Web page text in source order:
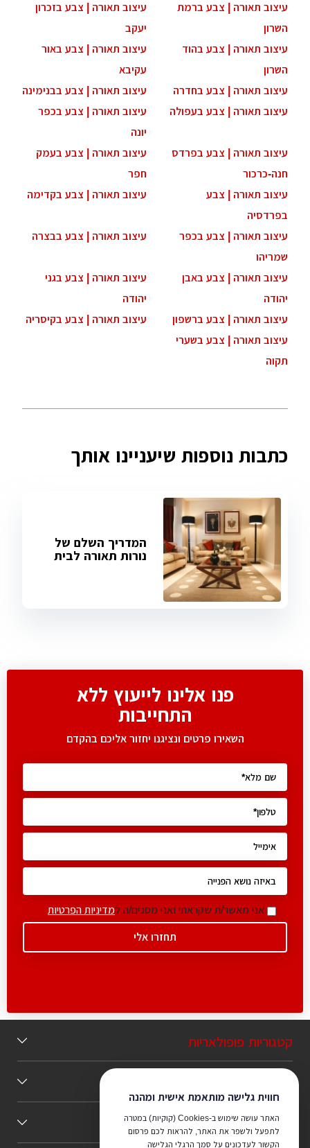
עיצוב תאורה | צבע ברמת
השרון
עיצוב תאורה | צבע בזכרון
יעקב
עיצוב תאורה | צבע בהוד
השרון
עיצוב תאורה | צבע באור
עקיבא
עיצוב תאורה | צבע בחדרה
עיצוב תאורה | צבע בבנימינה
עיצוב תאורה | צבע בעפולה
עיצוב תאורה | צבע בכפר
יונה
עיצוב תאורה | צבע בפרדס
חנה-כרכור
עיצוב תאורה | צבע בעמק
חפר
עיצוב תאורה | צבע
בפרדסיה
עיצוב תאורה | צבע בקדימה
עיצוב תאורה | צבע בכפר
שמריהו
עיצוב תאורה | צבע בבצרה
עיצוב תאורה | צבע באבן
יהודה
עיצוב תאורה | צבע בגני
יהודה
עיצוב תאורה | צבע ברשפון
עיצוב תאורה | צבע בקיסריה
עיצוב תאורה | צבע בשערי
תקוה
כתבות נוספות שיעניינו אותך
המדריך השלם של
נורות תאורה לבית
פנו אלינו לייעוץ ללא
התחייבות
השאירו פרטים ונציגנו יחזור אליכם בהקדם
אני מאשר/ת שקראתי ואני מסכים/ה למדיניות הפרטיות
חווית גלישה מותאמת אישית ומהנה
האתר עושה שימוש ב-Cookies (קוקיות) במטרה
לתפעל ולשפר את האתר, להראות לכם פרסום
הקשור לעדכונים על סמך הרגלי הגלישה
קטגוריות פופולאריות
כללי